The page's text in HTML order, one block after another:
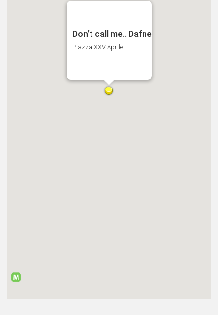
Don’t call me.. Dafne
Piazza XXV Aprile